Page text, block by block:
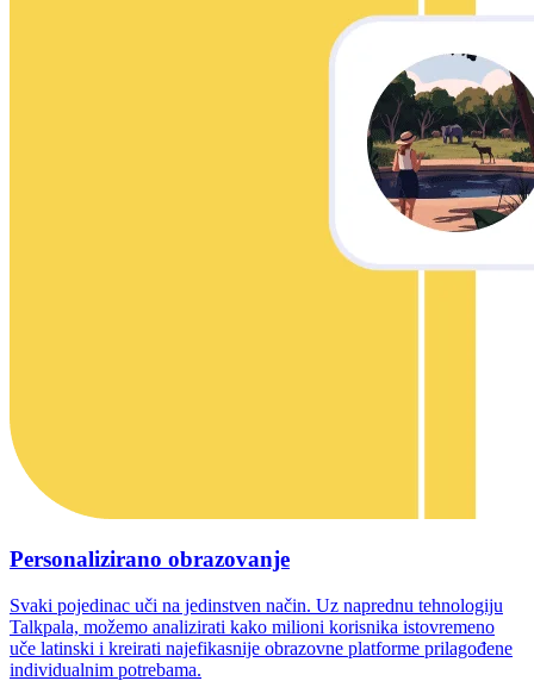
Personalizirano obrazovanje
Svaki pojedinac uči na jedinstven način. Uz naprednu tehnologiju
Talkpala, možemo analizirati kako milioni korisnika istovremeno
uče latinski i kreirati najefikasnije obrazovne platforme prilagođene
individualnim potrebama.